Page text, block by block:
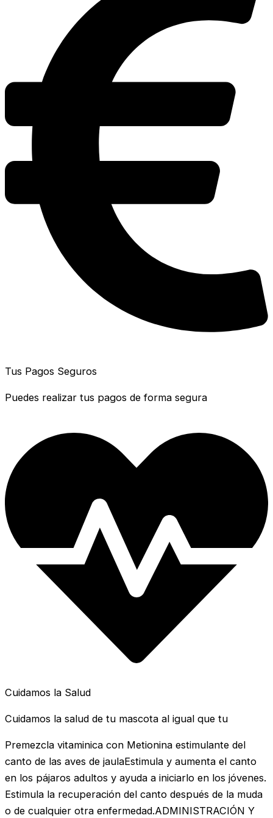
Tus Pagos Seguros
Puedes realizar tus pagos de forma segura
Cuidamos la Salud
Cuidamos la salud de tu mascota al igual que tu
Premezcla vitaminica con Metionina estimulante del
canto de las aves de jaulaEstimula y aumenta el canto
en los pájaros adultos y ayuda a iniciarlo en los jóvenes.
Estimula la recuperación del canto después de la muda
o de cualquier otra enfermedad.ADMINISTRACIÓN Y